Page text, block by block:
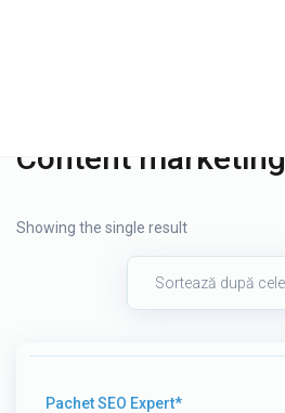
Content marketing
Showing the single result
Pachet SEO Expert*